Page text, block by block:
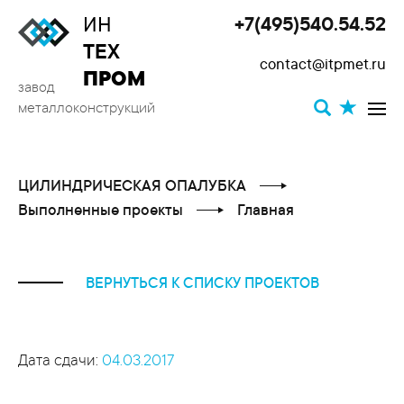
ИН
ТЕХ
ПРОМ
завод
металлоконструкций
+7(495)540.54.52
contact@itpmet.ru
ЦИЛИНДРИЧЕСКАЯ ОПАЛУБКА
Выполненные проекты
Главная
ВЕРНУТЬСЯ К СПИСКУ ПРОЕКТОВ
Дата сдачи: 04.03.2017